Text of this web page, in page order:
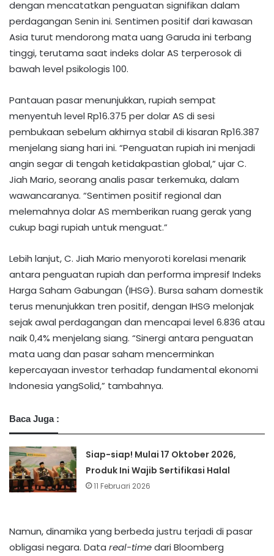
dengan mencatatkan penguatan signifikan dalam
perdagangan Senin ini. Sentimen positif dari kawasan
Asia turut mendorong mata uang Garuda ini terbang
tinggi, terutama saat indeks dolar AS terperosok di
bawah level psikologis 100.
Pantauan pasar menunjukkan, rupiah sempat
menyentuh level Rp16.375 per dolar AS di sesi
pembukaan sebelum akhirnya stabil di kisaran Rp16.387
menjelang siang hari ini. “Penguatan rupiah ini menjadi
angin segar di tengah ketidakpastian global,” ujar C.
Jiah Mario, seorang analis pasar terkemuka, dalam
wawancaranya. “Sentimen positif regional dan
melemahnya dolar AS memberikan ruang gerak yang
cukup bagi rupiah untuk menguat.”
Lebih lanjut, C. Jiah Mario menyoroti korelasi menarik
antara penguatan rupiah dan performa impresif Indeks
Harga Saham Gabungan (IHSG). Bursa saham domestik
terus menunjukkan tren positif, dengan IHSG melonjak
sejak awal perdagangan dan mencapai level 6.836 atau
naik 0,4% menjelang siang. “Sinergi antara penguatan
mata uang dan pasar saham mencerminkan
kepercayaan investor terhadap fundamental ekonomi
Indonesia yangSolid,” tambahnya.
Baca Juga :
Siap-siap! Mulai 17 Oktober 2026,
Produk Ini Wajib Sertifikasi Halal
11 Februari 2026
Namun, dinamika yang berbeda justru terjadi di pasar
obligasi negara. Data real-timedari Bloomberg